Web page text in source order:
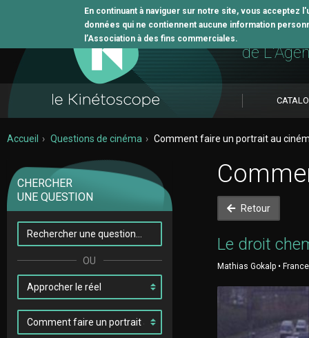
En continuant à naviguer sur notre site, vous
données qui ne contiennent aucune information
l’Association à des fins commerciales. L'outil
de
Accueil Questions de cinéma Comment faire un portrait au
CHERCHER
UNE QUESTION
Retour
Le droit
Mathias Gokalp •